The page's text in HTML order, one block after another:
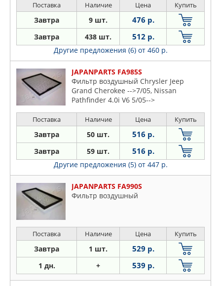
Поставка Наличие Цена Купить
Завтра 9 шт. 476 р.
Завтра 438 шт. 512 р.
Другие предложения (6) от 460 р.
JAPANPARTS FA985S
Фильтр воздушный Chrysler Jeep
Grand Cherokee -->7/05, Nissan
Pathfinder 4.0i V6 5/05-->
Поставка Наличие Цена Купить
Завтра 50 шт. 516 р.
Завтра 59 шт. 516 р.
Другие предложения (5) от 447 р.
JAPANPARTS FA990S
Фильтр воздушный
Поставка Наличие Цена Купить
Завтра 1 шт. 529 р.
1 дн. + 539 р.